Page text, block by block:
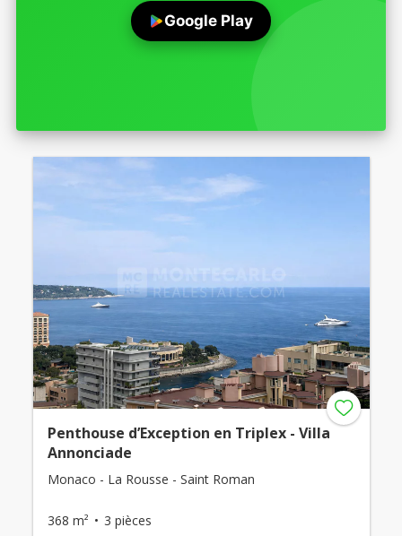
Google Play
Penthouse d’Exception en Triplex - Villa
Annonciade
Monaco - La Rousse - Saint Roman
368 m² 3 pièces